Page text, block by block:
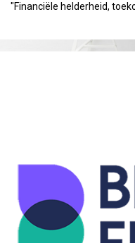
"Financiële helderheid,